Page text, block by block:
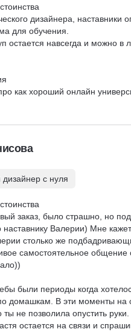
дизайнера, наставники
для обучения.
остается навсегда и можно
как хороший онлайн
с нуля
заказ, было страшно, но
Валерии) Мне
столько же
самостоятельное
были периоды когда
домашкам. В эти моменты на
ты не позволила опустить
остается на связи и